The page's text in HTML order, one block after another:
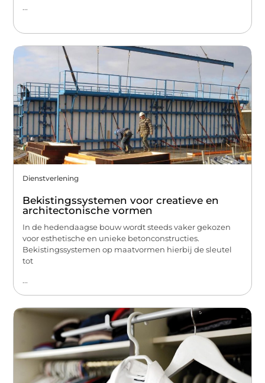
...
Dienstverlening
Bekistingssystemen voor creatieve en
architectonische vormen
In de hedendaagse bouw wordt steeds vaker gekozen
voor esthetische en unieke betonconstructies.
Bekistingssystemen op maatvormen hierbij de sleutel
tot
...